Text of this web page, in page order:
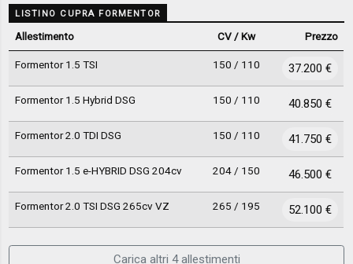
LISTINO CUPRA FORMENTOR
Allestimento CV / Kw Prezzo
Formentor 1.5 TSI 150 / 110 37.200 €
Formentor 1.5 Hybrid DSG 150 / 110 40.850 €
Formentor 2.0 TDI DSG 150 / 110 41.750 €
Formentor 1.5 e-HYBRID DSG 204cv 204 / 150 46.500 €
Formentor 2.0 TSI DSG 265cv VZ 265 / 195 52.100 €
Carica altri 4 allestimenti